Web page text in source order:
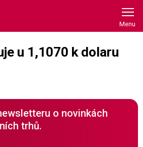
u 1,1070 k dolaru
o novinkách
trhů.